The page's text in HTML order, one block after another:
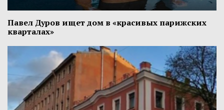
Павел Дуров ищет дом в «красивых парижских
кварталах»